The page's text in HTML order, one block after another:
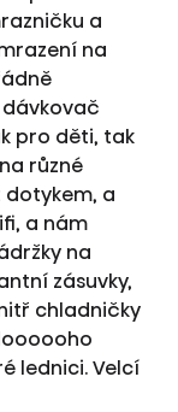
a
na
pro děti, tak
různé
a
a nám
na
zásuvky,
chladničky
lednici. Velcí